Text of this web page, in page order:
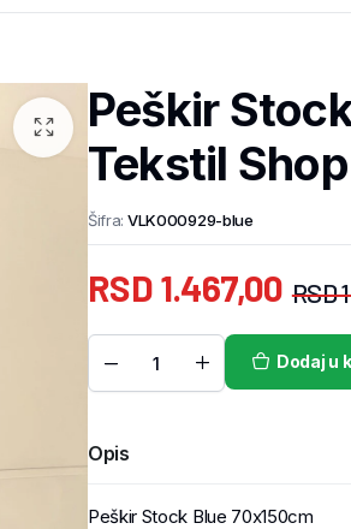
Peškir
Tekstil Shop
Šifra: VLK000929-blue
RSD
RSD1.467,00
Dodaj u
Opis
Peškir Stock Blue 70x150cm